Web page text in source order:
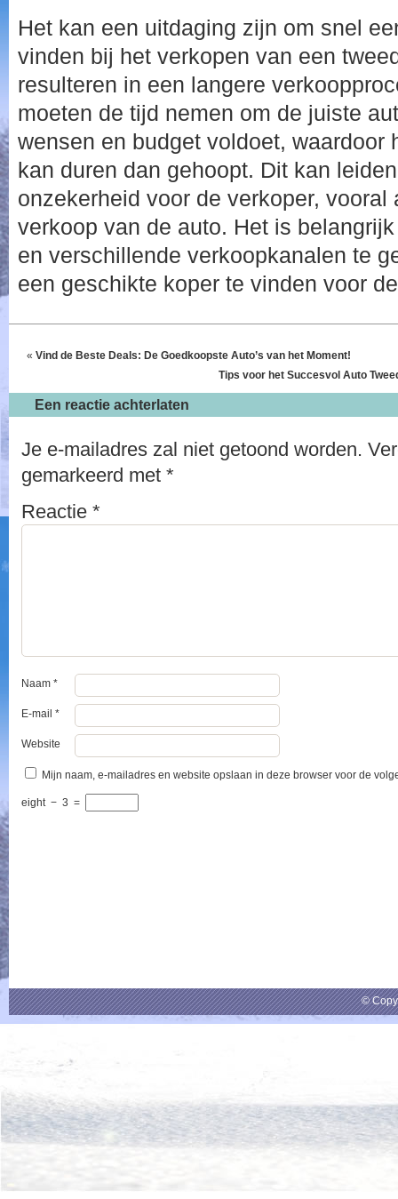
Het kan een uitdaging zijn om snel
vinden bij het verkopen van een
resulteren in een langere
moeten de tijd nemen om de juiste
wensen en budget voldoet, waardoor
kan duren dan gehoopt. Dit kan
onzekerheid voor de verkoper,
verkoop van de auto. Het is
en verschillende verkoopkanalen te
een geschikte koper te vinden voor
« Vind de Beste Deals: De Goedkoopste Auto’s van het Moment!
Tips voor het Succesvol Auto
Een reactie achterlaten
Je e-mailadres zal niet getoond worden.
gemarkeerd met*
Reactie*
Naam*
E-mail*
Website
Mijn naam, e-mailadres en website opslaan in deze browser voor de
eight − 3 =
©